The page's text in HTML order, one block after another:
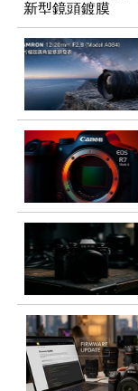
新型鏡頭鍍膜